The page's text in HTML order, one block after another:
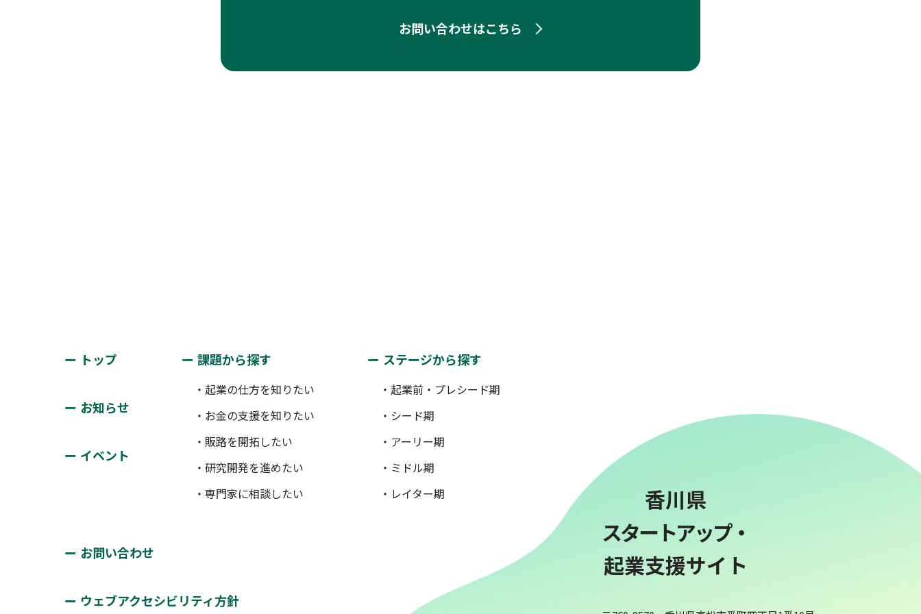
お問い合わせはこちら
トップ
お知らせ
イベント
課題から探す
・起業の仕方を知りたい
・お金の支援を知りたい
・販路を開拓したい
・研究開発を進めたい
・専門家に相談したい
ステージから探す
・起業前・プレシード期
・シード期
・アーリー期
・ミドル期
・レイター期
お問い合わせ
ウェブアクセシビリティ方針
香川県
スタートアップ・
起業支援サイト